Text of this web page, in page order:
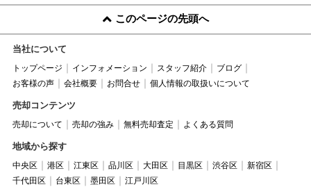
このページの先頭へ
当社について
トップページ インフォメーション スタッフ紹介
ブログ
お客様の声
会社概要 お問合せ 個人情報の取扱いについて
売却コンテンツ
売却について 売却の強み 無料売却査定 よくある質問
地域から探す
中央区 港区 江東区 品川区 大田区 目黒区 渋谷区
新宿区
千代田区
台東区 墨田区 江戸川区